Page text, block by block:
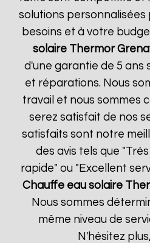
solutions
besoins et à votre
solaire Thermor
d'une garantie de 5 ans
et réparations. Nous
travail et nous sommes
serez satisfait de nos
satisfaits sont notre
des avis tels que
rapide" ou "Excellent
Chauffe eau solaire
Nous sommes
même niveau de
N'hésitez